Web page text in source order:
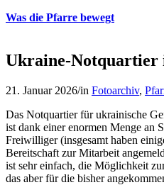
Was die Pfarre bewegt
Ukraine-Notquartier
21. Januar 2026/in Fotoarchiv,
Das Notquartier für ukrainische
ist dank einer enormen Menge an
Freiwilliger (insgesamt haben
Bereitschaft zur Mitarbeit
ist sehr einfach, die Möglichkeit
das aber für die bisher